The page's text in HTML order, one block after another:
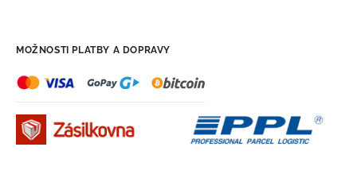
MOŽNOSTI PLATBY A DOPRAVY